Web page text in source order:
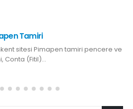
Tamiri
sitesi Pimapen tamiri pencere ve
Conta (Fitil)...